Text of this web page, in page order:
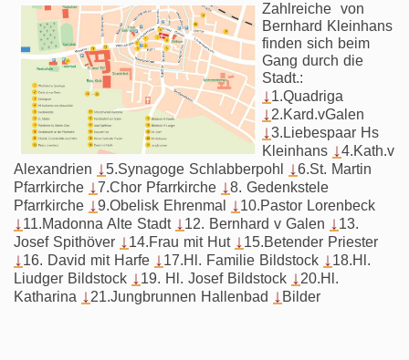
Zahlreiche von
Bernhard Kleinhans
finden sich beim
Gang durch die
Stadt.:
↓1.Quadriga
↓2.Kard.vGalen
↓3.Liebespaar Hs
Kleinhans ↓4.Kath.v
Alexandrien ↓5.Synagoge Schlabberpohl ↓6.St. Martin
Pfarrkirche ↓7.Chor Pfarrkirche ↓8. Gedenkstele
Pfarrkirche ↓9.Obelisk Ehrenmal ↓10.Pastor Lorenbeck
↓11.Madonna Alte Stadt ↓12. Bernhard v Galen ↓13.
Josef Spithöver ↓14.Frau mit Hut ↓15.Betender Priester
↓16. David mit Harfe ↓17.Hl. Familie Bildstock ↓18.Hl.
Liudger Bildstock ↓19. Hl. Josef Bildstock ↓20.Hl.
Katharina ↓21.Jungbrunnen Hallenbad ↓ Bilder